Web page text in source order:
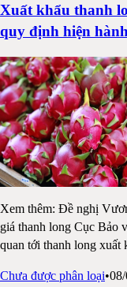
Xuất khẩu thanh
quy định hiện
Xem thêm: Đề nghị
giá thanh long Cục Bảo
quan tới thanh long xuất
Chưa được phân loại•